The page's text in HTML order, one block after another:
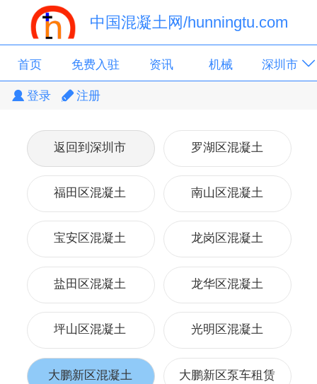
中国混凝土网/hunningtu.com
首页 免费入驻 资讯 机械 深圳市
广东省 搅拌站
登录 注册
返回到深圳市 罗湖区混凝土
福田区混凝土 南山区混凝土
宝安区混凝土 龙岗区混凝土
盐田区混凝土 龙华区混凝土
坪山区混凝土 光明区混凝土
大鹏新区混凝土 大鹏新区泵车租赁